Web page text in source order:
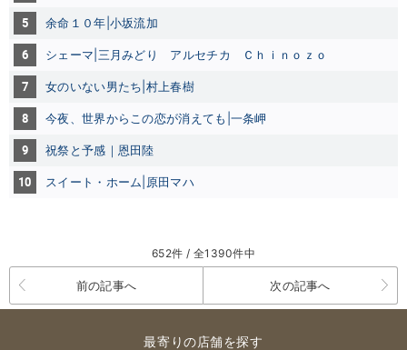
5 余命１０年|小坂流加
6 シェーマ|三月みどり アルセチカ Ｃｈｉｎｏｚｏ
7 女のいない男たち|村上春樹
8 今夜、世界からこの恋が消えても|一条岬
9 祝祭と予感｜恩田陸
10 スイート・ホーム|原田マハ
652件 / 全1390件中
前の記事へ 次の記事へ
最寄りの店舗を探す